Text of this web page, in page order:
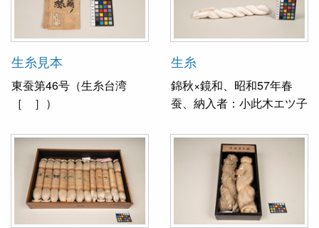
生糸見本
東蚕第46号（生糸台湾
［ ］）
生糸
錦秋×鏡和、昭和57年春
蚕、納入者：小此木エツ子